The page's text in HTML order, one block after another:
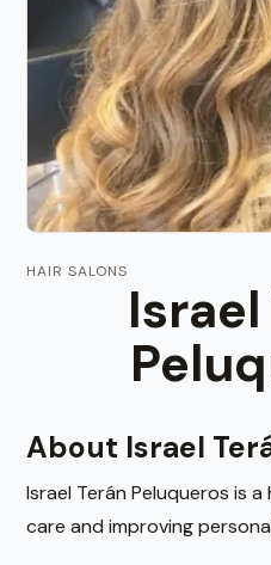
HAIR SALONS
About Israel
Israel Terán Peluqueros is
care and improving